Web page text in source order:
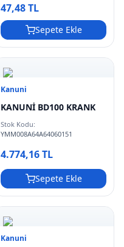
47,48 TL
Sepete Ekle
Kanuni
KANUNİ BD100 KRANK
Stok Kodu:
YMM008A64A64060151
4.774,16 TL
Sepete Ekle
Kanuni